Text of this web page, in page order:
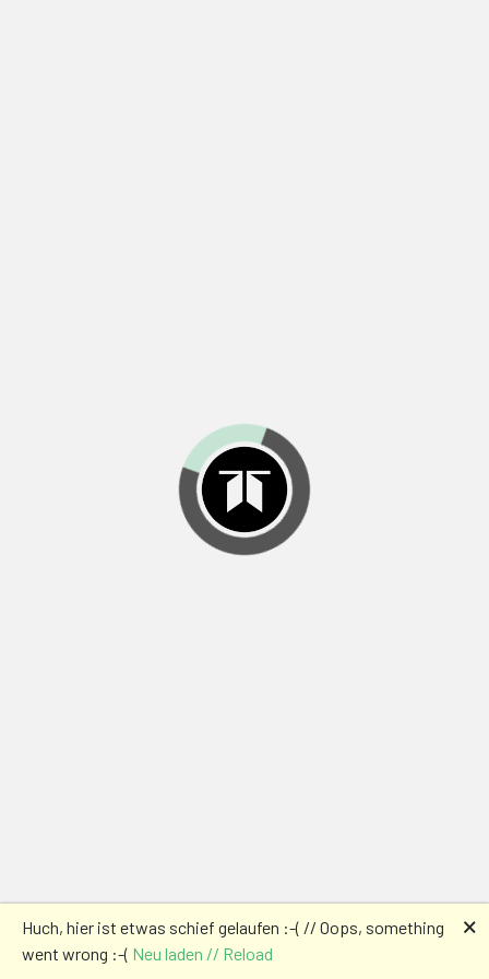
Huch, hier ist etwas schief gelaufen :-( // Oops, something
went wrong :-( Neu laden // Reload
🗙